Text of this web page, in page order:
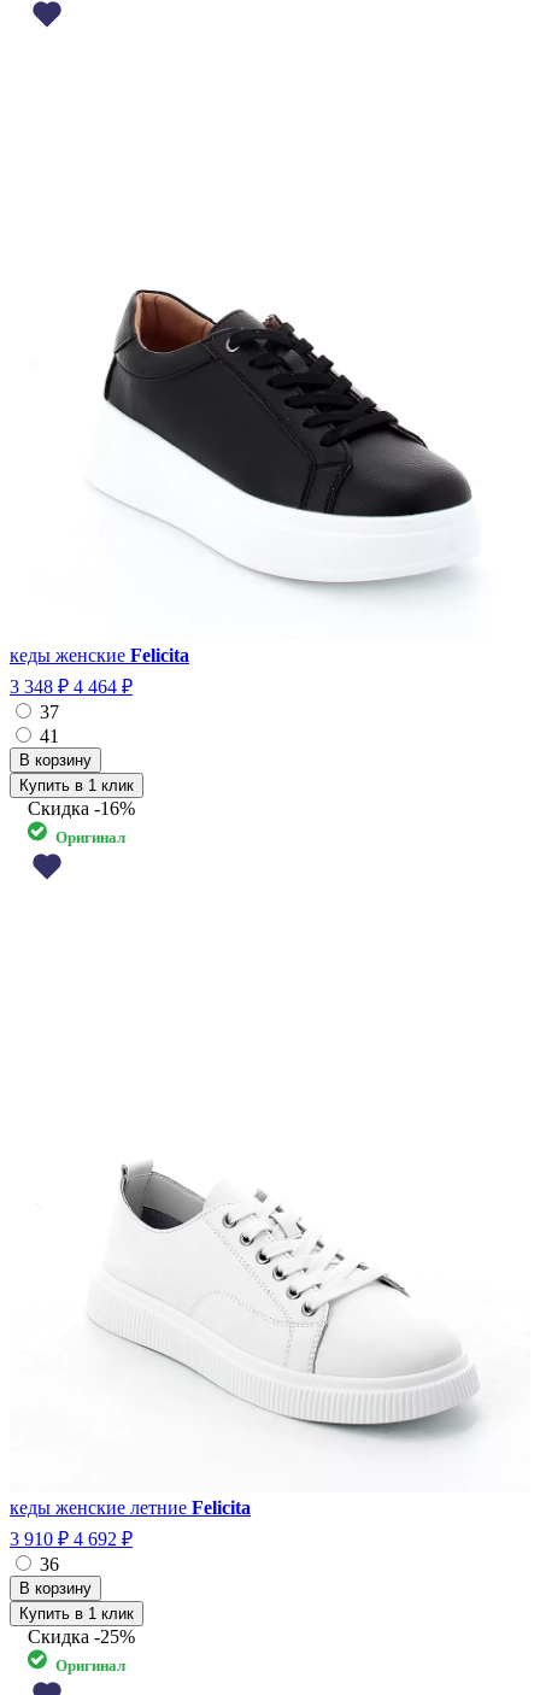
кеды женские Felicita
3 348 ₽ 4 464 ₽
37
41
Купить в 1 клик
Скидка -16%
Оригинал
кеды женские летние Felicita
3 910 ₽ 4 692 ₽
36
Купить в 1 клик
Скидка -25%
Оригинал